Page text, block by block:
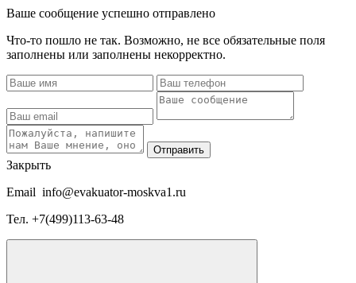
Ваше сообщение успешно отправлено
Что-то пошло не так. Возможно, не все обязательные поля
заполнены или заполнены некорректно.
Отправить
Закрыть
Email info@evakuator-moskva1.ru
Тел. +7(499)113-63-48